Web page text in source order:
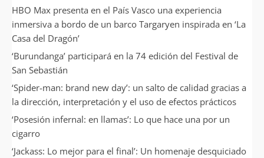
HBO Max presenta en el País Vasco una experiencia
inmersiva a bordo de un barco Targaryen inspirada en ‘La
Casa del Dragón’
‘Burundanga’ participará en la 74 edición del Festival de
San Sebastián
‘Spider-man: brand new day’: un salto de calidad gracias a
la dirección, interpretación y el uso de efectos prácticos
‘Posesión infernal: en llamas’: Lo que hace una por un
cigarro
‘Jackass: Lo mejor para el final’: Un homenaje desquiciado